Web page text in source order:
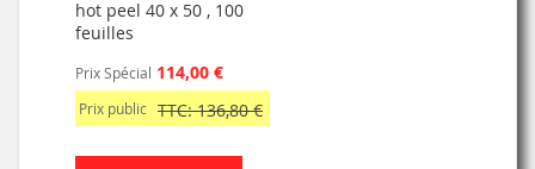
hot peel 40 x 50 , 100
feuilles
Prix Spécial 114,00 €
Prix public TTC: 136,80 €